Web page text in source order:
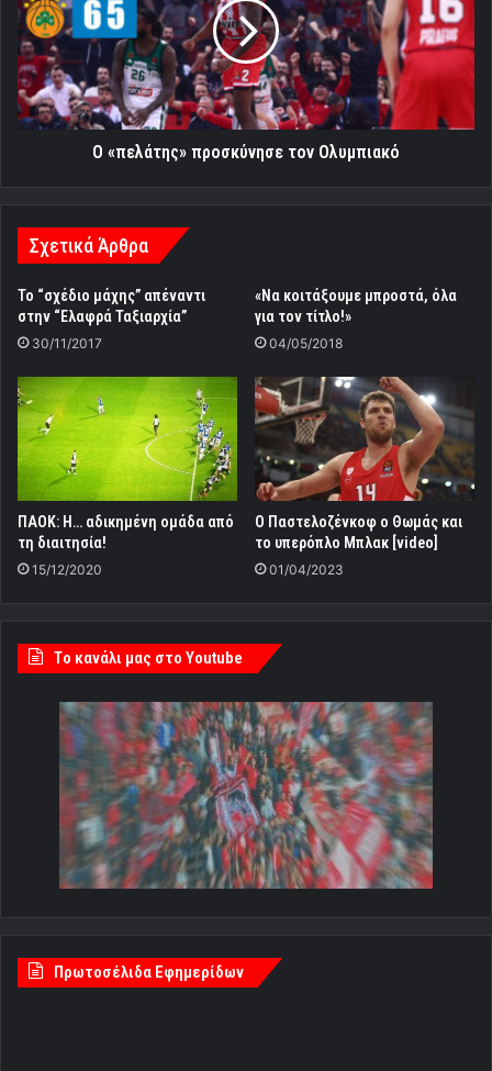
τον
Ολυμπιακό
Ο «πελάτης» προσκύνησε τον Ολυμπιακό
Σχετικά Άρθρα
Το “σχέδιο μάχης” απέναντι
στην “Ελαφρά Ταξιαρχία”
30/11/2017
«Να κοιτάξουμε μπροστά, όλα
για τον τίτλο!»
04/05/2018
ΠΑΟΚ: Η… αδικημένη ομάδα από
τη διαιτησία!
15/12/2020
O Παστελοζένκοφ ο Θωμάς και
το υπερόπλο Μπλακ [video]
01/04/2023
Tο κανάλι μας στο Youtube
Πρωτοσέλιδα Εφημερίδων